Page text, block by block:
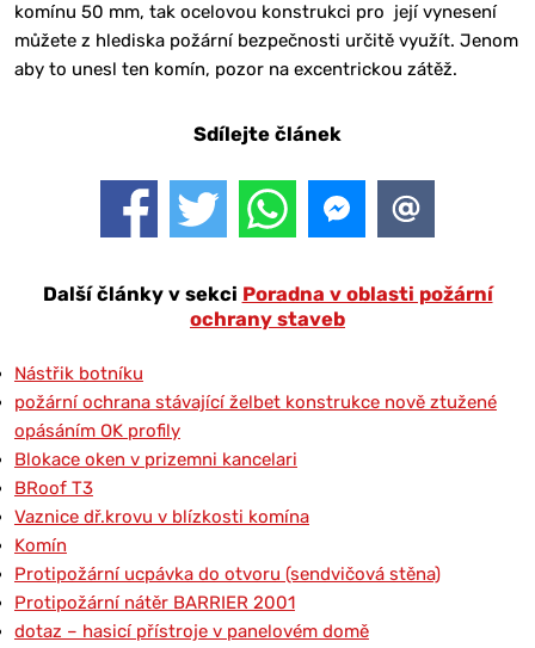
komínu 50 mm, tak ocelovou konstrukci pro její vynesení
můžete z hlediska požární bezpečnosti určitě využít. Jenom
aby to unesl ten komín, pozor na excentrickou zátěž.
Sdílejte článek
Další články v sekci Poradna v oblasti požární
ochrany staveb
Nástřik botníku
požární ochrana stávající želbet konstrukce nově ztužené
opásáním OK profily
Blokace oken v prizemni kancelari
BRoof T3
Vaznice dř.krovu v blízkosti komína
Komín
Protipožární ucpávka do otvoru (sendvičová stěna)
Protipožární nátěr BARRIER 2001
dotaz – hasicí přístroje v panelovém domě